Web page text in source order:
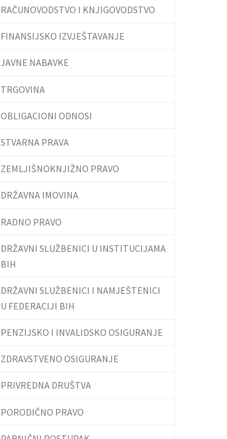
RAČUNOVODSTVO I KNJIGOVODSTVO
FINANSIJSKO IZVJEŠTAVANJE
JAVNE NABAVKE
TRGOVINA
OBLIGACIONI ODNOSI
STVARNA PRAVA
ZEMLJIŠNOKNJIŽNO PRAVO
DRŽAVNA IMOVINA
RADNO PRAVO
DRŽAVNI SLUŽBENICI U INSTITUCIJAMA
BIH
DRŽAVNI SLUŽBENICI I NAMJEŠTENICI
U FEDERACIJI BIH
PENZIJSKO I INVALIDSKO OSIGURANJE
ZDRAVSTVENO OSIGURANJE
PRIVREDNA DRUŠTVA
PORODIČNO PRAVO